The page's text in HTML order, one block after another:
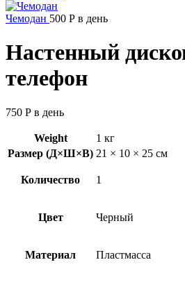
Чемодан 500 Р в день
Настенный
телефон
750 Р в день
Weight
1 кг
Размер (Д×Ш×В) 21 × 10 × 25 см
Количество 1
Цвет Черный
Материал Пластмасса